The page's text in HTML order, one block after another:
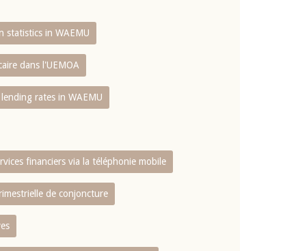
statistics in WAEMU
dans l'UEMOA
rates in WAEMU
financiers via la téléphonie mobile
de conjoncture